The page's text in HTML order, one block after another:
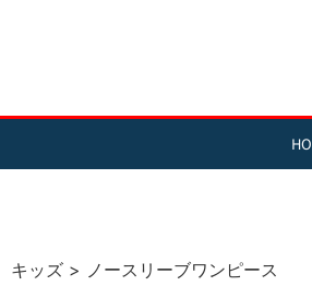
キッズ > ノースリーブワンピース